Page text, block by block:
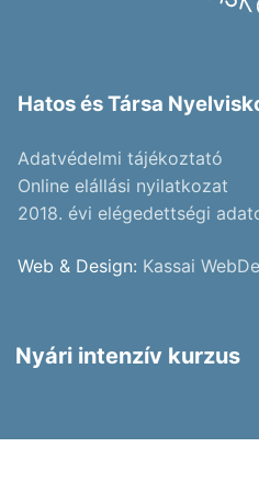
Hatos és Társa
Adatvédelmi tájékoztató
Online elállási nyilatkozat
2018. évi elégedettségi
Web & Design: Kassai
Nyári intenzív kurzus